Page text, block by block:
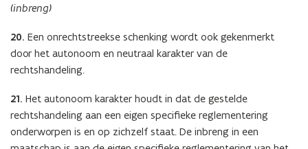
(inbreng)
20. Een onrechtstreekse schenking wordt ook gekenmerkt
door het autonoom en neutraal karakter van de
rechtshandeling.
21. Het autonoom karakter houdt in dat de gestelde
rechtshandeling aan een eigen specifieke reglementering
onderworpen is en op zichzelf staat. De inbreng in een